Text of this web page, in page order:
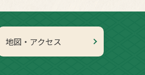
地図・アクセス